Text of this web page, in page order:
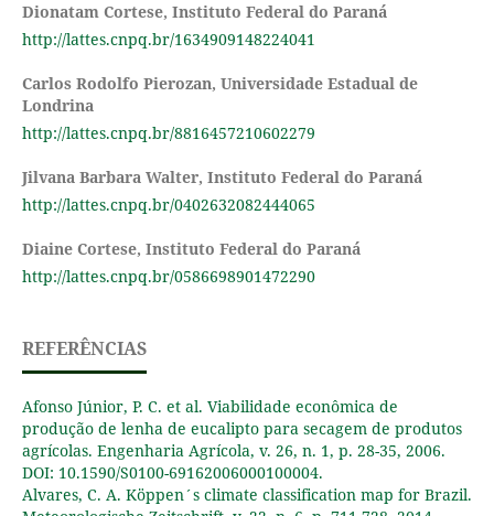
Dionatam Cortese, Instituto Federal do Paraná
http://lattes.cnpq.br/1634909148224041
Carlos Rodolfo Pierozan, Universidade Estadual de
Londrina
http://lattes.cnpq.br/8816457210602279
Jilvana Barbara Walter, Instituto Federal do Paraná
http://lattes.cnpq.br/0402632082444065
Diaine Cortese, Instituto Federal do Paraná
http://lattes.cnpq.br/0586698901472290
REFERÊNCIAS
Afonso Júnior, P. C. et al. Viabilidade econômica de
produção de lenha de eucalipto para secagem de produtos
agrícolas. Engenharia Agrícola, v. 26, n. 1, p. 28-35, 2006.
DOI: 10.1590/S0100-69162006000100004.
Alvares, C. A. Köppen´s climate classification map for Brazil.